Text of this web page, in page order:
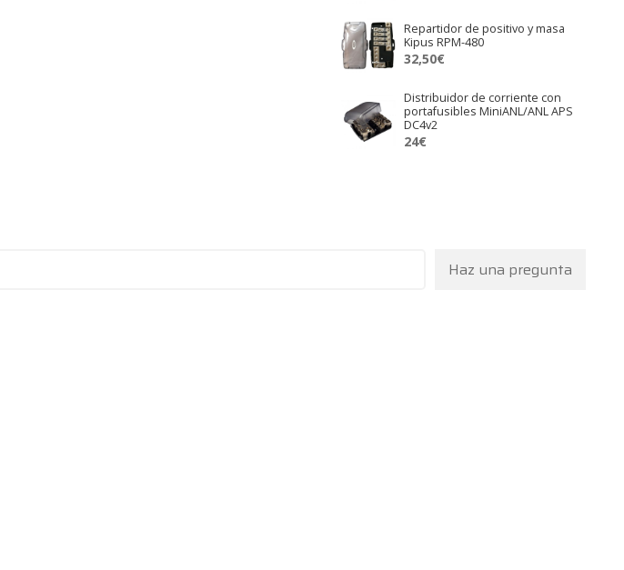
Repartidor de positivo y masa
Kipus RPM-480
32,50€
Distribuidor de corriente con
portafusibles MiniANL/ANL APS
DC4v2
24€
Haz una pregunta